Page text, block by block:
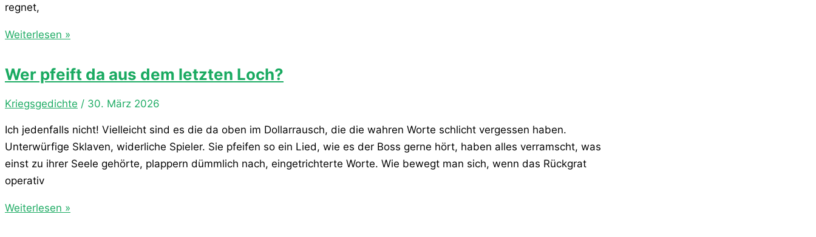
regnet,
Es
Weiterlesen »
Wer pfeift da aus dem letzten Loch?
Kriegsgedichte / 30. März 2026
Ich jedenfalls nicht! Vielleicht sind es die da oben im Dollarrausch, die die wahren Worte schlicht vergessen haben.
Unterwürfige Sklaven, widerliche Spieler. Sie pfeifen so ein Lied, wie es der Boss gerne hört, haben alles verramscht, was
einst zu ihrer Seele gehörte, plappern dümmlich nach, eingetrichterte Worte. Wie bewegt man sich, wenn das Rückgrat
operativ
Wer
Weiterlesen »